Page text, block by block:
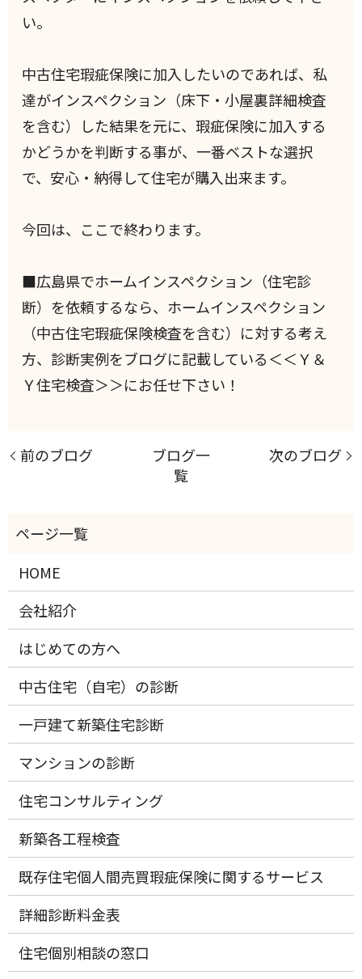
い。
中古住宅瑕疵保険に加入したいのであれば、私
達がインスペクション（床下・小屋裏詳細検査
を含む）した結果を元に、瑕疵保険に加入する
かどうかを判断する事が、一番ベストな選択
で、安心・納得して住宅が購入出来ます。
今回は、ここで終わります。
■広島県でホームインスペクション（住宅診
断）を依頼するなら、ホームインスペクション
（中古住宅瑕疵保険検査を含む）に対する考え
方、診断実例をブログに記載している＜＜Ｙ＆
Ｙ住宅検査＞＞にお任せ下さい！
前のブログ
ブログ一
覧
次のブログ
HOME
会社紹介
はじめての方へ
中古住宅（自宅）の診断
一戸建て新築住宅診断
マンションの診断
住宅コンサルティング
新築各工程検査
既存住宅個人間売買瑕疵保険に関するサービス
詳細診断料金表
住宅個別相談の窓口